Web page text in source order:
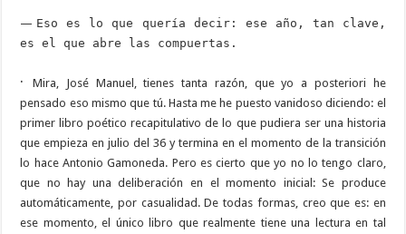
— Eso es lo que quería decir: ese año, tan clave,
es el que abre las compuertas.
·Mira, José Manuel, tienes tanta razón, que yo a posteriori he
pensado eso mismo que tú. Hasta me he puesto vanidoso diciendo: el
primer libro poético recapitulativo de lo que pudiera ser una historia
que empieza en julio del 36 y termina en el momento de la transición
lo hace Antonio Gamoneda. Pero es cierto que yo no lo tengo claro,
que no hay una deliberación en el momento inicial: Se produce
automáticamente, por casualidad. De todas formas, creo que es: en
ese momento, el único libro que realmente tiene una lectura en tal